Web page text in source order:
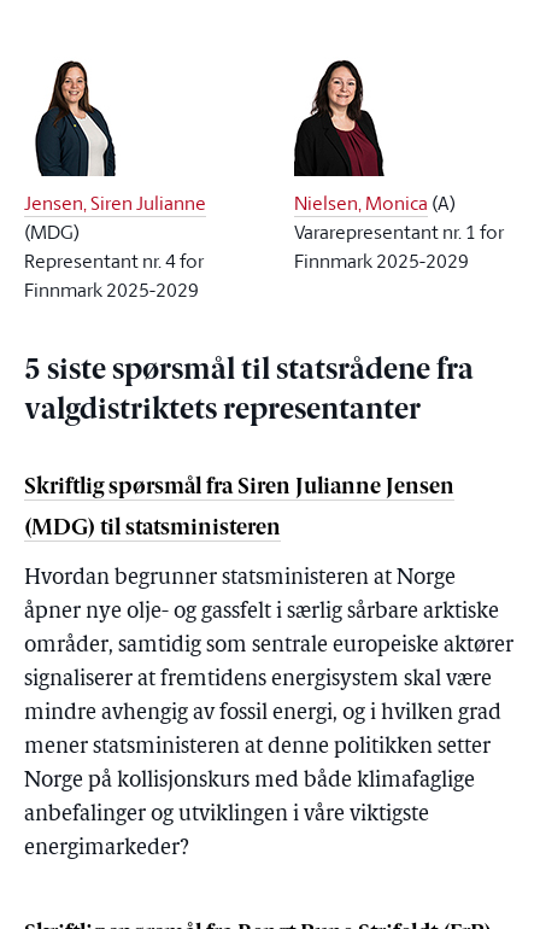
Jensen, Siren Julianne
(MDG)
Representant nr. 4 for
Finnmark 2025-2029
Nielsen, Monica (A)
Vararepresentant nr. 1 for
Finnmark 2025-2029
5 siste spørsmål til statsrådene fra
valgdistriktets representanter
Skriftlig spørsmål fra Siren Julianne Jensen
(MDG) til statsministeren
Hvordan begrunner statsministeren at Norge
åpner nye olje- og gassfelt i særlig sårbare arktiske
områder, samtidig som sentrale europeiske aktører
signaliserer at fremtidens energisystem skal være
mindre avhengig av fossil energi, og i hvilken grad
mener statsministeren at denne politikken setter
Norge på kollisjonskurs med både klimafaglige
anbefalinger og utviklingen i våre viktigste
energimarkeder?